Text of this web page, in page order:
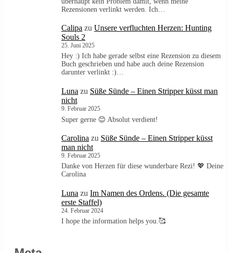
Rezensionen verlinkt werden. Ich…
Calipa zu Unsere verfluchten Herzen: Hunting
Souls 2
25. Juni 2025
Hey :) Ich habe gerade selbst eine Rezension zu diesem
Buch geschrieben und habe auch deine Rezension
darunter verlinkt :)…
Luna zu Süße Sünde – Einen Stripper küsst man
nicht
9. Februar 2025
Super gerne 😊 Absolut verdient!
Carolina zu Süße Sünde – Einen Stripper küsst
man nicht
9. Februar 2025
Danke von Herzen für diese wunderbare Rezi! 💖 Deine
Carolina
Luna zu Im Namen des Ordens. (Die gesamte
erste Staffel)
24. Februar 2024
I hope the information helps you.🥰